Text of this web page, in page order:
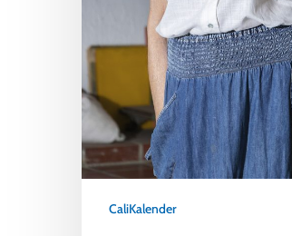
CaliKalender